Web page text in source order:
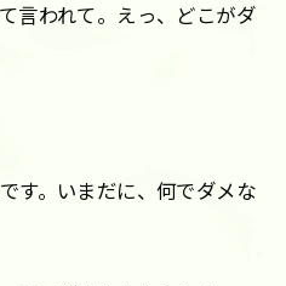
言われて。えっ、どこがダ
す。いまだに、何でダメな